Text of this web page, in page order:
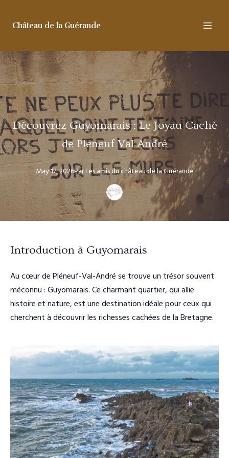
Château de la Guérande
Découvrez Guyomarais : Le Joyau Caché
de Pleneuf Val André
May 17, 2026ParLes amisdu château de la Guérande
Introduction à Guyomarais
Au cœur de Pléneuf-Val-André se trouve un trésor souvent
méconnu : Guyomarais. Ce charmant quartier, qui allie
histoire et nature, est une destination idéale pour ceux qui
cherchent à découvrir les richesses cachées de la Bretagne.